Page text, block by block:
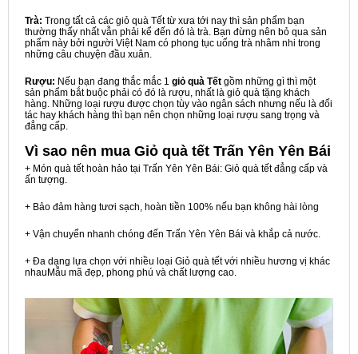
Trà: Trong tất cả các giỏ quà Tết từ xưa tới nay thì sản phẩm bạn
thường thấy nhất vẫn phải kể đến đó là trà. Bạn đừng nên bỏ qua sản
phẩm này bởi người Việt Nam có phong tục uống trà nhâm nhi trong
những câu chuyện đầu xuân.
Rượu: Nếu bạn đang thắc mắc 1 giỏ quà Tết gồm những gì thì một
sản phẩm bắt buộc phải có đó là rượu, nhất là giỏ quà tặng khách
hàng. Những loại rượu được chọn tùy vào ngân sách nhưng nếu là đối
tác hay khách hàng thì bạn nên chọn những loại rượu sang trọng và
đẳng cấp.
Vì sao nên mua Giỏ quà tết Trấn Yên Yên Bái
+ Món quà tết hoàn hảo tại Trấn Yên Yên Bái: Giỏ quà tết đẳng cấp và
ấn tượng.
+ Bảo đảm hàng tươi sạch, hoàn tiền 100% nếu bạn không hài lòng
+ Vận chuyển nhanh chóng đến Trấn Yên Yên Bái và khắp cả nước.
+ Đa dạng lựa chọn với nhiều loại Giỏ quà tết với nhiều hương vị khác
nhauMẫu mã đẹp, phong phú và chất lượng cao.